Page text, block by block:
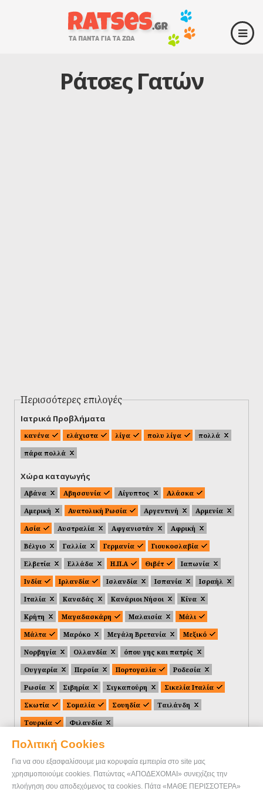
Πολιτική Cookies
Για να σου εξασφαλίσουμε μια κορυφαία εμπειρία στο site μας
χρησιμοποιούμε cookies. Πατώντας «ΑΠΟΔΕΧΟΜΑΙ» συνεχίζεις την
πλοήγηση σου αποδεχόμενος τα cookies. Πάτα «ΜΑΘΕ ΠΕΡΙΣΣΟΤΕΡΑ»
Ράτσες Γατών
Περισσότερες επιλογές
Ιατρικά Προβλήματα
κανένα ελάχιστα λίγα πολυ λίγα
πολλά
πάρα πολλά
Χώρα καταγωγής
Αβάνα Αβησσυνία Αίγυπτος
Αλάσκα
Αμερική
Ανατολική Ρωσία Αργεντινή
Αρμενία
Ασία
Αυστραλία Αφγανιστάν
Αφρική
Βέλγιο
Γαλλία Γερμανία
Γιουκοσλαβία
Ελβετία
Ελλάδα Η.Π.Α Θιβέτ
Ιαπωνία
Ινδία
Ιρλανδία Ισλανδία Ισπανία
Ισραήλ
Ιταλία
Καναδάς Κανάριοι Νήσοι
Κίνα
Κρήτη
Μαγαδασκάρη Μαλαισία
Μάλι
Μάλτα
Μαρόκο Μεγάλη Βρετανία
Μεξικό
Νορβηγία
Ολλανδία
όπου γης και πατρίς
Ουγγαρία
Περσία Πορτογαλία
Ροδεσία
Ρωσία
Σιβηρία Σιγκαπούρη
Σικελία Ιταλία
Σκωτία
Σομαλία Σουηδία
Ταιλάνδη
Τουρκία
Φιλανδία